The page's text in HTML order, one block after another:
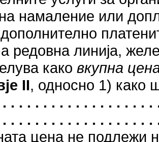
намаление или
редовна линија,
како вкупна
II, односно 1) како
. . . . . . . . . . . . . . . . .
. . . . . . . . . . . . . . . . .
цена не подлежи